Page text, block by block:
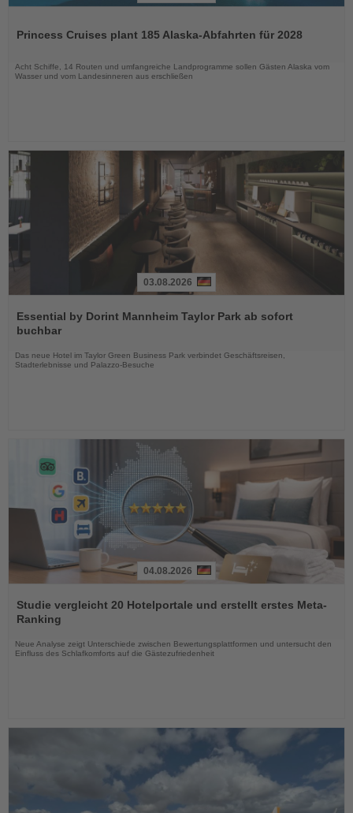
diePrincess Cruises plant 185 Alaska-Abfahrten für 2028
Acht Schiffe, 14 Routen und umfangreiche Landprogramme sollen Gästen Alaska vom
Wasser und vom Landesinneren aus erschließen
Sie
die
03.08.2026
Essential by Dorint Mannheim Taylor Park ab sofort
buchbar
Das neue Hotel im Taylor Green Business Park verbindet Geschäftsreisen,
Stadterlebnisse und Palazzo-Besuche
Sie
die
Nachrichten
04.08.2026
Studie vergleicht 20 Hotelportale und erstellt erstes Meta-
Ranking
Neue Analyse zeigt Unterschiede zwischen Bewertungsplattformen und untersucht den
Einfluss des Schlafkomforts auf die Gästezufriedenheit